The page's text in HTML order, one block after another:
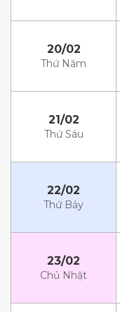
20/02
Thứ Năm
21/02
Thứ Sáu
22/02
Thứ Bảy
23/02
Chủ Nhật